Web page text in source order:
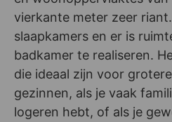
vierkante meter zeer
slaapkamers en er is
badkamer te realiseren.
die ideaal zijn voor
gezinnen, als je vaak
logeren hebt, of als je